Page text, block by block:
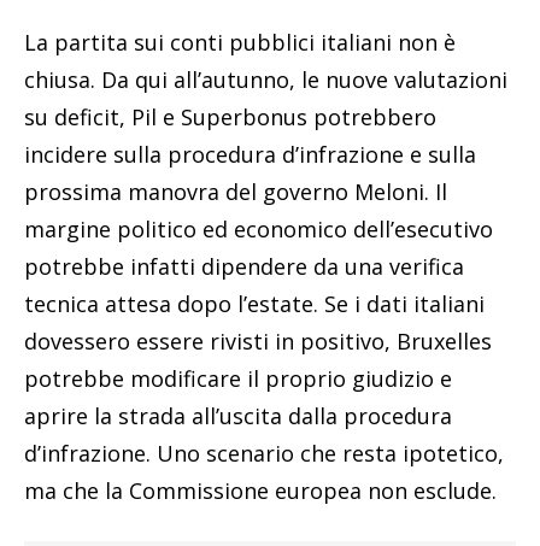
La partita sui conti pubblici italiani non è
chiusa. Da qui all’autunno, le nuove valutazioni
su deficit, Pil e Superbonus potrebbero
incidere sulla procedura d’infrazione e sulla
prossima manovra del governo Meloni. Il
margine politico ed economico dell’esecutivo
potrebbe infatti dipendere da una verifica
tecnica attesa dopo l’estate. Se i dati italiani
dovessero essere rivisti in positivo, Bruxelles
potrebbe modificare il proprio giudizio e
aprire la strada all’uscita dalla procedura
d’infrazione. Uno scenario che resta ipotetico,
ma che la Commissione europea non esclude.